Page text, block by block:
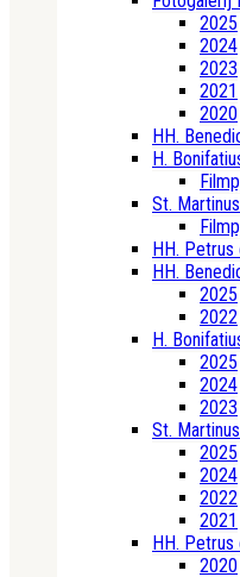
2025
2024
2023
2021
2020
HH.
H.
St.
HH.
HH.
2025
2022
H.
2025
2024
2023
St.
2025
2024
2022
2021
HH.
2020